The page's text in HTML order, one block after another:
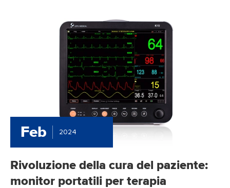
Feb 2024
Rivoluzione della cura del paziente:
monitor portatili per terapia